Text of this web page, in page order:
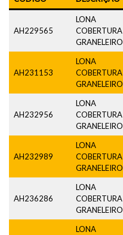
AH229565
LONA
COBERTURA
GRANELEIRO
AH231153
LONA
COBERTURA
GRANELEIRO
AH232956
LONA
COBERTURA
GRANELEIRO
AH232989
LONA
COBERTURA
GRANELEIRO
AH236286
LONA
COBERTURA
GRANELEIRO
LONA